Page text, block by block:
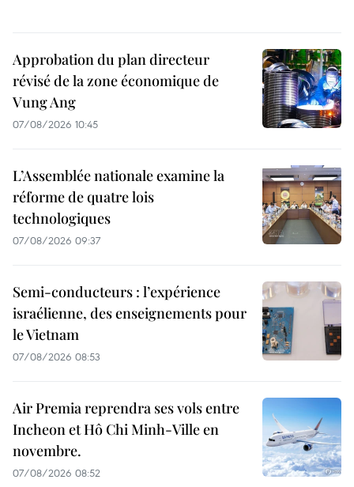
Approbation du plan directeur
révisé de la zone économique de
Vung Ang
07/08/2026 10:45
L’Assemblée nationale examine la
réforme de quatre lois
technologiques
07/08/2026 09:37
Semi-conducteurs : l’expérience
israélienne, des enseignements pour
le Vietnam
07/08/2026 08:53
Air Premia reprendra ses vols entre
Incheon et Hô Chi Minh-Ville en
novembre.
07/08/2026 08:52